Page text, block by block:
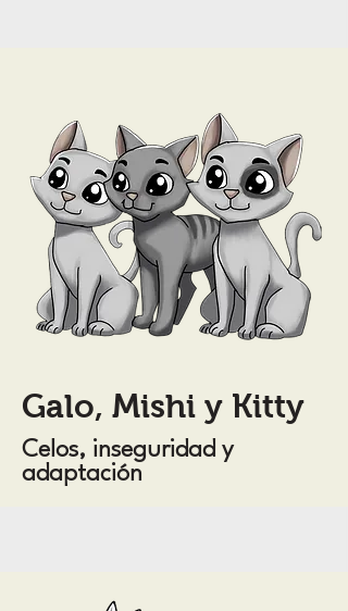
Galo, Mishi y Kitty
Celos, inseguridad y
adaptación